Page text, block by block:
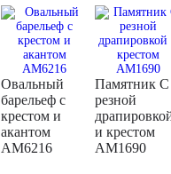
Овальный
барельеф с
крестом и
акантом
AM6216
Памятник С
резной
и крестом
AM1690